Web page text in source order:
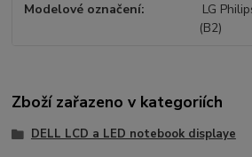
Modelové označení
LG
(B2)
Zboží zařazeno v kategoriích
DELL LCD a LED notebook displaye